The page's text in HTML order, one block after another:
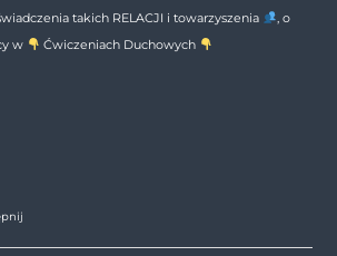
takich RELACJI i towarzyszenia
, o
w
Ćwiczeniach Duchowych